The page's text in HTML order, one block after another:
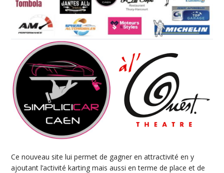
Ce nouveau site lui permet de gagner en attractivité en y
ajoutant l’activité karting mais aussi en terme de place et de